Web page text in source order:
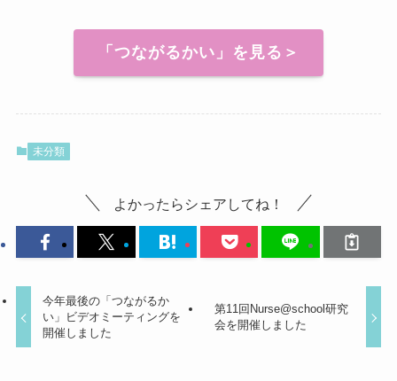
「つながるかい」を見る＞
未分類
よかったらシェアしてね！
今年最後の「つながるか
い」ビデオミーティングを
開催しました
第11回Nurse@school研究
会を開催しました